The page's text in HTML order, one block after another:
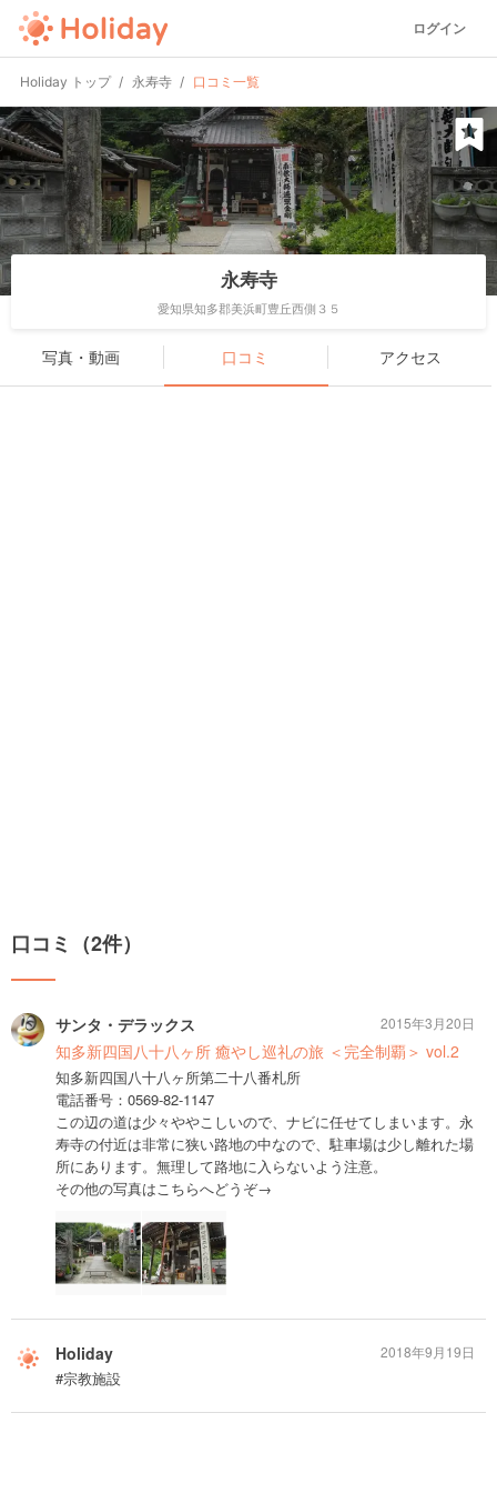
ログイン
Holiday トップ 永寿寺 口コミ一覧
永寿寺
愛知県知多郡美浜町豊丘西側３５
写真・動画 口コミ アクセス
口コミ（2件）
サンタ・デラックス
知多新四国八十八ヶ所 癒やし巡礼の旅 ＜完全制覇＞ vol.2
知多新四国八十八ヶ所第二十八番札所
電話番号：0569-82-1147
この辺の道は少々ややこしいので、ナビに任せてしまいます。永
寿寺の付近は非常に狭い路地の中なので、駐車場は少し離れた場
所にあります。無理して路地に入らないよう注意。
その他の写真はこちらへどうぞ→
2015年3月20日
Holiday
#宗教施設
2018年9月19日